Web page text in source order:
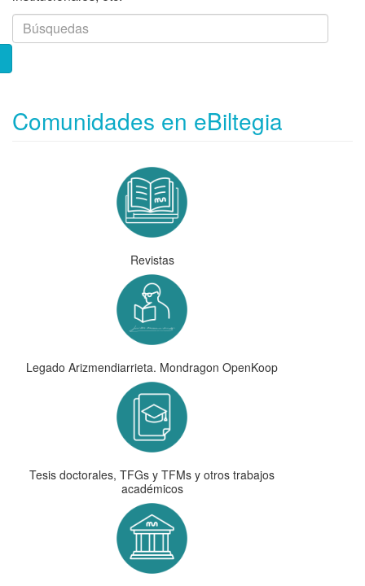
Comunidades en eBiltegia
Revistas
Legado Arizmendiarrieta. Mondragon OpenKoop
Tesis doctorales, TFGs y TFMs y otros trabajos
académicos